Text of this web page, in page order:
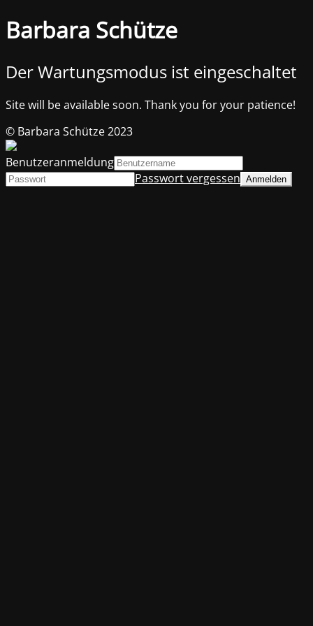
Barbara Schütze
Der Wartungsmodus ist eingeschaltet
Site will be available soon. Thank you for your patience!
© Barbara Schütze 2023
Benutzeranmeldung
Passwort vergessen